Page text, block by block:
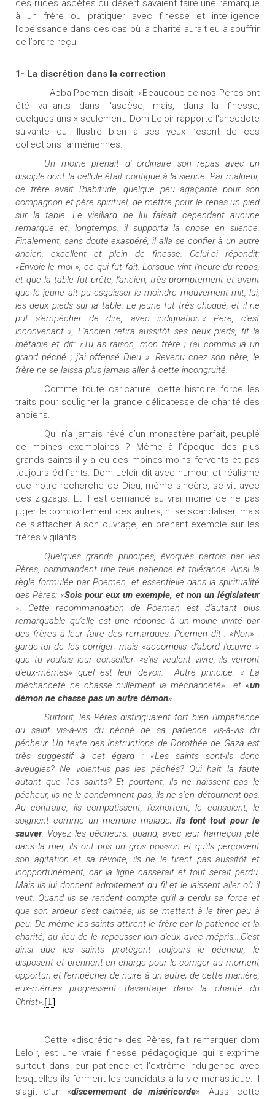
ces rudes ascètes du désert savaient faire une remarque
à un frère ou pratiquer avec finesse et intelligence
l’obéissance dans des cas où la charité aurait eu à souffrir
de l’ordre reçu.
1- La discrétion dans la correction
Abba Poemen disait: «Beaucoup de nos Pères ont
été vaillants dans l'ascèse, mais, dans la finesse,
quelques-uns » seulement. Dom Leloir rapporte l'anecdote
suivante qui illustre bien à ses yeux l’esprit de ces
collections arméniennes:
Un moine prenait d' ordinaire son repas avec un
disciple dont la cellule était contigüe à la sienne. Par malheur,
ce frère avait l'habitude, quelque peu agaçante pour son
compagnon et père spirituel, de mettre pour le repas un pied
sur la table. Le vieillard ne lui faisait cependant aucune
remarque et, longtemps, il supporta la chose en silence.
Finalement, sans doute exaspéré, il alla se confier à un autre
ancien, excellent et plein de finesse. Celui-ci répondit:
«Envoie-le moi », ce qui fut fait. Lorsque vint l'heure du repas,
et que la table fut prête, l'ancien, très promptement et avant
que le jeune ait pu esquisser le moindre mouvement mit, lui,
les deux pieds sur la table. Le jeune fut très choqué, et il ne
put s'empêcher de dire, avec indignation:« Père, c'est
inconvenant », L'ancien retira aussitôt ses deux pieds, fit la
métanie et dit: «Tu as raison, mon frère ; j'ai commis là un
grand péché ; j'ai offensé Dieu ». Revenu chez son père, le
frère ne se laissa plus jamais aller à cette incongruité.
Comme toute caricature, cette histoire force les
traits pour souligner la grande délicatesse de charité des
anciens.
Qui n’a jamais rêvé d’un monastère parfait, peuplé
de moines exemplaires ? Même à l’époque des plus
grands saints il y a eu des moines moins fervents et pas
toujours édifiants. Dom Leloir dit avec humour et réalisme
que notre recherche de Dieu, même sincère, se vit avec
des zigzags. Et il est demandé au vrai moine de ne pas
juger le comportement des autres, ni se scandaliser, mais
de s'attacher à son ouvrage, en prenant exemple sur les
frères vigilants.
Quelques grands principes, évoqués parfois par les
Pères, commandent une telle patience et tolérance. Ainsi la
règle formulée par Poemen, et essentielle dans la spiritualité
des Pères: «Sois pour eux un exemple, et non un législateur
».
Cette recommandation de Poemen est d'autant plus
remarquable qu'elle est une réponse à un moine invité par
des frères à leur faire des remarques. Poemen dit : «Non» ;
garde-toi de les corriger; mais «accomplis d'abord l'œuvre »
que tu voulais leur conseiller; «s’ils veulent vivre, ils verront
d'eux-mêmes» quel est leur devoir.
Autre principe: « La
méchanceté ne chasse nullement la méchanceté»
et «un
démon ne chasse pas un autre démon»…
Surtout, les Pères distinguaient fort bien l'impatience
du saint vis-à-vis du péché de sa patience vis-à-vis du
pécheur. Un texte des Instructions de Dorothée de Gaza est
très suggestif à cet égard : «Les saints sont-ils donc
aveugles? Ne voient-ils pas les péchés? Qui hait la faute
autant que 1es saints? Et pourtant, ils ne haïssent pas le
pécheur, ils ne le condamnent pas, ils ne s’en détournent pas.
Au contraire, ils compatissent, l'exhortent, le consolent, le
soignent comme un membre malade; ils font tout pour le
sauver. Voyez les pêcheurs: quand, avec leur hameçon jeté
dans la mer, ils ont pris un gros poisson et qu'ils perçoivent
son agitation et sa révolte, ils ne le tirent pas aussitôt et
inopportunément, car la ligne casserait et tout serait perdu.
Mais ils lui donnent adroitement du fil et le laissent aller où il
veut. Quand ils se rendent compte qu'il a perdu sa force et
que son ardeur s'est calmée, ils se mettent à le tirer peu à
peu. De même les saints attirent le frère par la patience et la
charité, au lieu de le repousser loin d'eux avec mépris….C'est
ainsi que les saints protègent toujours le pécheur, le
disposent et prennent en charge pour le corriger au moment
opportun et l'empêcher de nuire à un autre; de cette manière,
eux-mêmes progressent davantage dans la charité du
Christ».[1]
Cette «discrétion» des Pères, fait remarquer dom
Leloir, est une vraie finesse pédagogique qui s'exprime
surtout dans leur patience et l'extrême indulgence avec
lesquelles ils forment les candidats à la vie monastique. Il
s’agit d’un «discernement de miséricorde». Aussi cette